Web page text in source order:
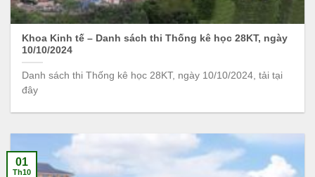
Khoa Kinh tế – Danh sách thi Thống kê học 28KT, ngày
10/10/2024
Danh sách thi Thống kê học 28KT, ngày 10/10/2024, tải tại
đây
01
Th10